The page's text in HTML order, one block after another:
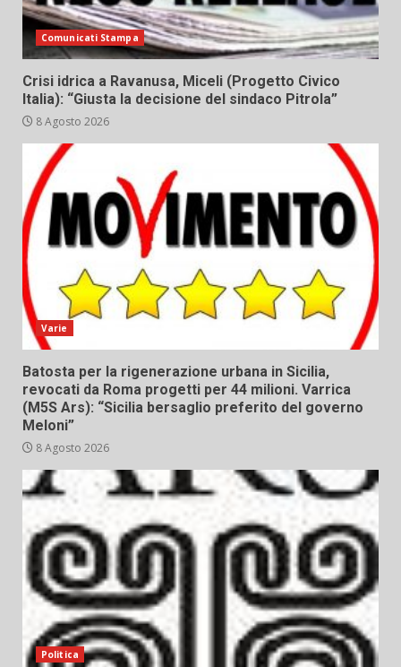
Comunicati Stampa
Crisi idrica a Ravanusa, Miceli (Progetto Civico
Italia): “Giusta la decisione del sindaco Pitrola”
8 Agosto 2026
Varie
Batosta per la rigenerazione urbana in Sicilia,
revocati da Roma progetti per 44 milioni. Varrica
(M5S Ars): “Sicilia bersaglio preferito del governo
Meloni”
8 Agosto 2026
Politica